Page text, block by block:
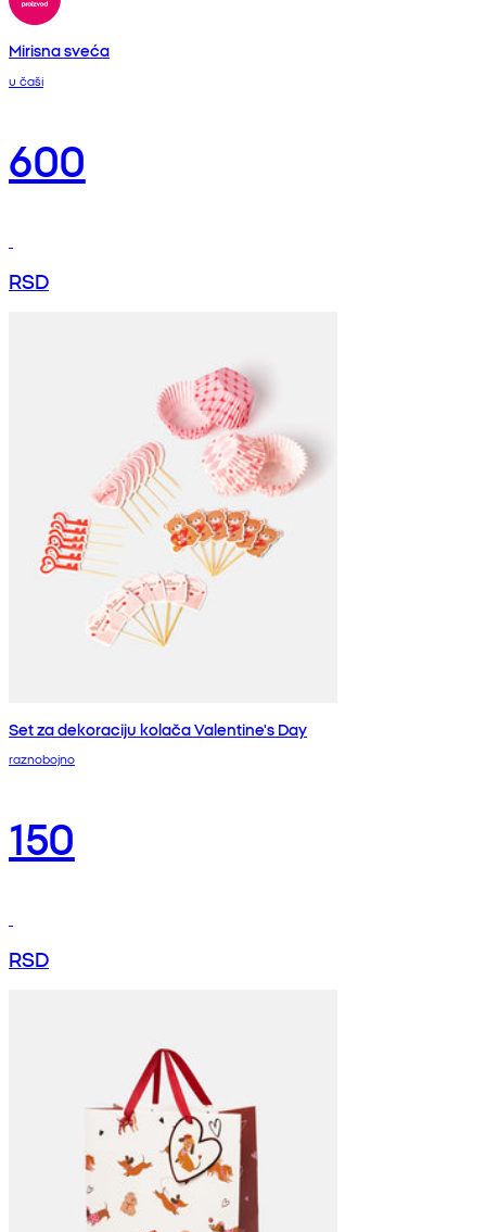
Mirisna sveća
u čaši
600
RSD
Set za dekoraciju kolača Valentine's Day
raznobojno
150
RSD